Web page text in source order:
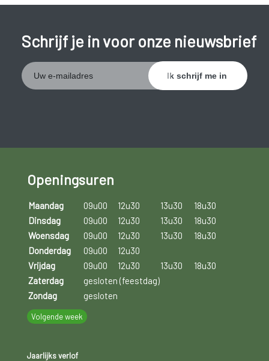
Schrijf je in voor onze nieuwsbrief
Openingsuren
Maandag 09u00 12u30 13u30
18u30
Dinsdag
09u00 12u30 13u30
18u30
Woensdag
09u00 12u30 13u30
18u30
Donderdag
09u00
12u30
Vrijdag
09u00 12u30 13u30
18u30
Zaterdag
gesloten (feestdag)
Zondag
gesloten
Volgende week
Jaarlijks verlof